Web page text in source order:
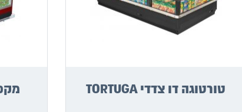
טורטוגה דו צדדי TORTUGA